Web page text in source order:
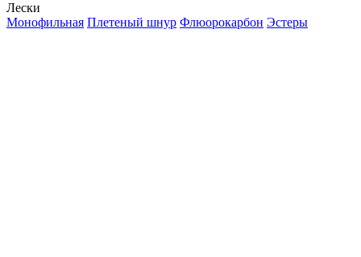
Лески
Монофильная Плетеный шнур Флюорокарбон Эстеры